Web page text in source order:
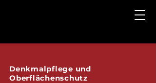
Denkmalpflege und
Oberflächenschutz